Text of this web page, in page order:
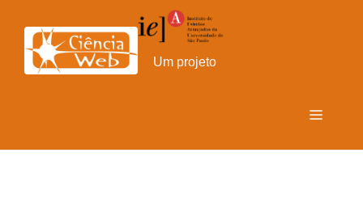
para
conteúdo
Um projeto
Menu